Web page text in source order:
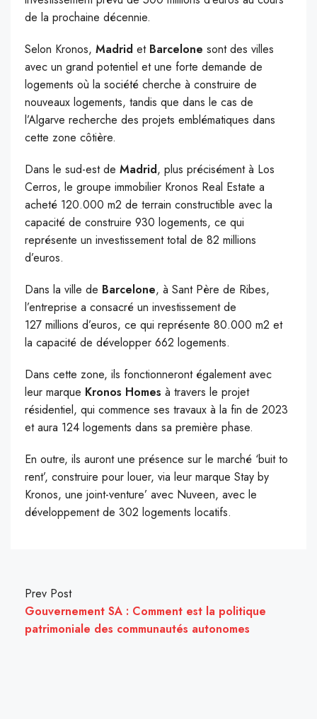
de la prochaine décennie.
Selon Kronos, Madrid et Barcelone sont des villes
avec un grand potentiel et une forte demande de
logements où la société cherche à construire de
nouveaux logements, tandis que dans le cas de
l’Algarve recherche des projets emblématiques dans
cette zone côtière.
Dans le sud-est de Madrid, plus précisément à Los
Cerros, le groupe immobilier Kronos Real Estate a
acheté 120.000 m2 de terrain constructible avec la
capacité de construire 930 logements, ce qui
représente un investissement total de 82 millions
d’euros.
Dans la ville de Barcelone, à Sant Père de Ribes,
l’entreprise a consacré un investissement de
127 millions d’euros, ce qui représente 80.000 m2 et
la capacité de développer 662 logements.
Dans cette zone, ils fonctionneront également avec
leur marque Kronos Homes à travers le projet
résidentiel, qui commence ses travaux à la fin de 2023
et aura 124 logements dans sa première phase.
En outre, ils auront une présence sur le marché ‘buit to
rent’, construire pour louer, via leur marque Stay by
Kronos, une joint-venture’ avec Nuveen, avec le
développement de 302 logements locatifs.
Prev Post
Gouvernement SA : Comment est la politique
patrimoniale des communautés autonomes